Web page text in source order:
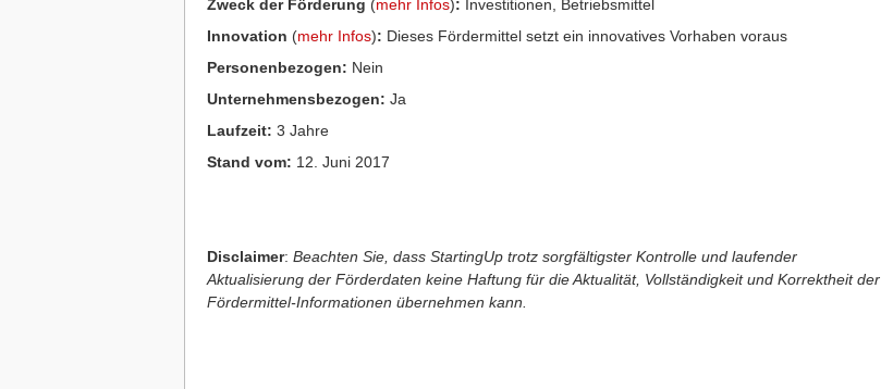
Zweck der Förderung (mehr Infos): Investitionen, Betriebsmittel
Innovation (mehr Infos): Dieses Fördermittel setzt ein innovatives Vorhaben voraus
Personenbezogen: Nein
Unternehmensbezogen: Ja
Laufzeit: 3 Jahre
Stand vom: 12. Juni 2017
Disclaimer: Beachten Sie, dass StartingUp trotz sorgfältigster Kontrolle und laufender
Aktualisierung der Förderdaten keine Haftung für die Aktualität, Vollständigkeit und Korrektheit der
Fördermittel-Informationen übernehmen kann.